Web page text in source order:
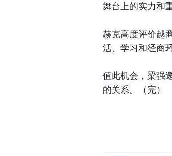
舞台上的实力和
赫克高度评价越
活、学习和经商
值此机会，梁强
的关系。（完）